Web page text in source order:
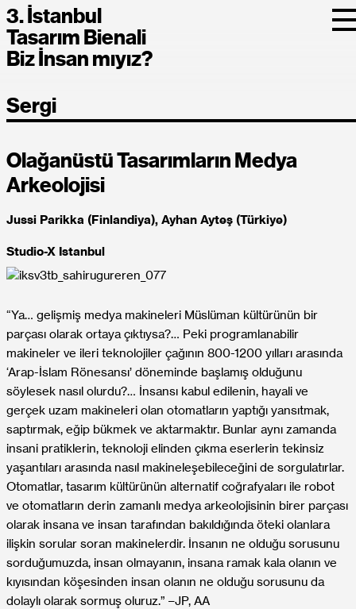
3. İstanbul
Tasarım Bienali
Biz İnsan mıyız?
Sergi
Olağanüstü Tasarımların Medya
Arkeolojisi
Jussi Parikka (Finlandiya), Ayhan Ayteş (Türkiye)
Studio-X Istanbul
“Ya… gelişmiş medya makineleri Müslüman kültürünün bir
parçası olarak ortaya çıktıysa?… Peki programlanabilir
makineler ve ileri teknolojiler çağının 800-1200 yılları arasında
‘Arap-İslam Rönesansı’ döneminde başlamış olduğunu
söylesek nasıl olurdu?… İnsansı kabul edilenin, hayali ve
gerçek uzam makineleri olan otomatların yaptığı yansıtmak,
saptırmak, eğip bükmek ve aktarmaktır. Bunlar aynı zamanda
insani pratiklerin, teknoloji elinden çıkma eserlerin tekinsiz
yaşantıları arasında nasıl makineleşebileceğini de sorgulatırlar.
Otomatlar, tasarım kültürünün alternatif coğrafyaları ile robot
ve otomatların derin zamanlı medya arkeolojisinin birer parçası
olarak insana ve insan tarafından bakıldığında öteki olanlara
ilişkin sorular soran makinelerdir. İnsanın ne olduğu sorusunu
sorduğumuzda, insan olmayanın, insana ramak kala olanın ve
kıyısından köşesinden insan olanın ne olduğu sorusunu da
dolaylı olarak sormuş oluruz.” –JP, AA